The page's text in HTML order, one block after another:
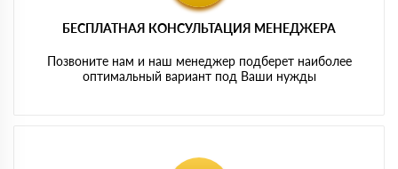
БЕСПЛАТНАЯ КОНСУЛЬТАЦИЯ МЕНЕДЖЕРА
Позвоните нам и наш менеджер подберет наиболее
оптимальный вариант под Ваши нужды